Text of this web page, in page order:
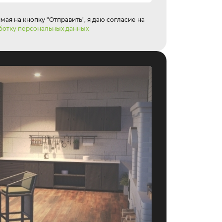
на кнопку "Отправить", я даю согласие на
персональных данных